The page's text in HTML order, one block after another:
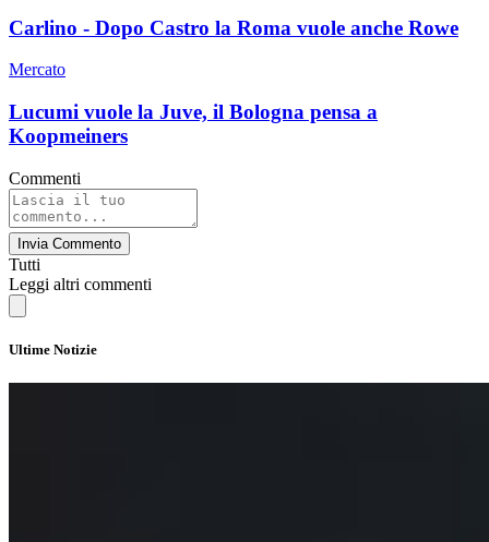
Carlino - Dopo Castro la Roma vuole anche Rowe
Mercato
Lucumi vuole la Juve, il Bologna pensa a
Koopmeiners
Commenti
Invia Commento
Tutti
Leggi altri commenti
Ultime Notizie